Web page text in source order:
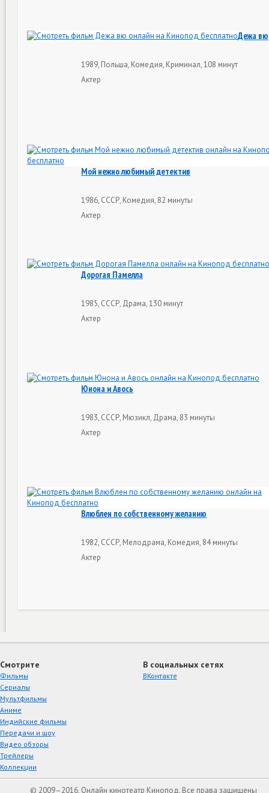
Дежа вю
1989, Польша, Комедия, Криминал, 108 минут
Актер
Мой нежно любимый детектив
1986, СССР, Комедия, 82 минуты
Актер
Дорогая Памелла
1985, СССР, Драма, 130 минут
Актер
Юнона и Авось
1983, СССР, Мюзикл, Драма, 83 минуты
Актер
Влюблен по собственному желанию
1982, СССР, Мелодрама, Комедия, 84 минуты
Актер
Смотрите
Фильмы
Сериалы
Мультфильмы
Аниме
Индийские фильмы
Передачи и шоу
Видео обзоры
Трейлеры
Коллекции
В социальных сетях
ВКонтакте
© 2009–2016, Онлайн кинотеатр Кинопод. Все права защищены